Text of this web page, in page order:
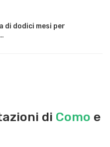
di dodici mesi per
di Como e